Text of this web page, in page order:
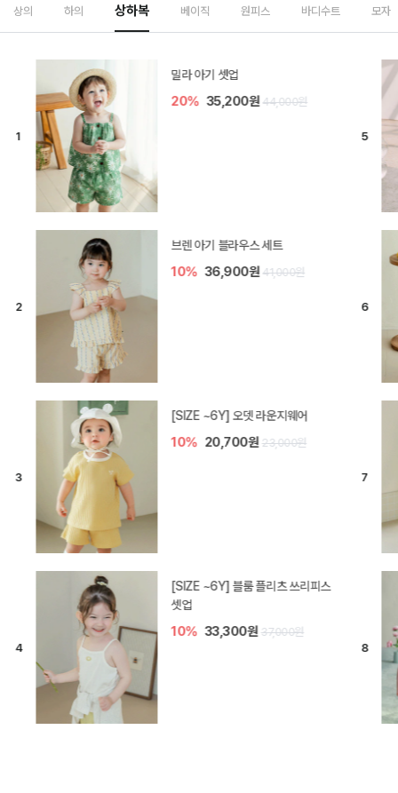
상의 하의 상하복 베이직 원피스 바디수트 모자
밀라 아기 셋업
20% 35,200원 44,000원
브렌 아기 블라우스 세트
10% 36,900원 41,000원
[SIZE ~6Y] 오뎃 라운지웨어
10% 20,700원 23,000원
[SIZE ~6Y] 블룸 플리츠 쓰리피스
셋업
10% 33,300원 37,000원